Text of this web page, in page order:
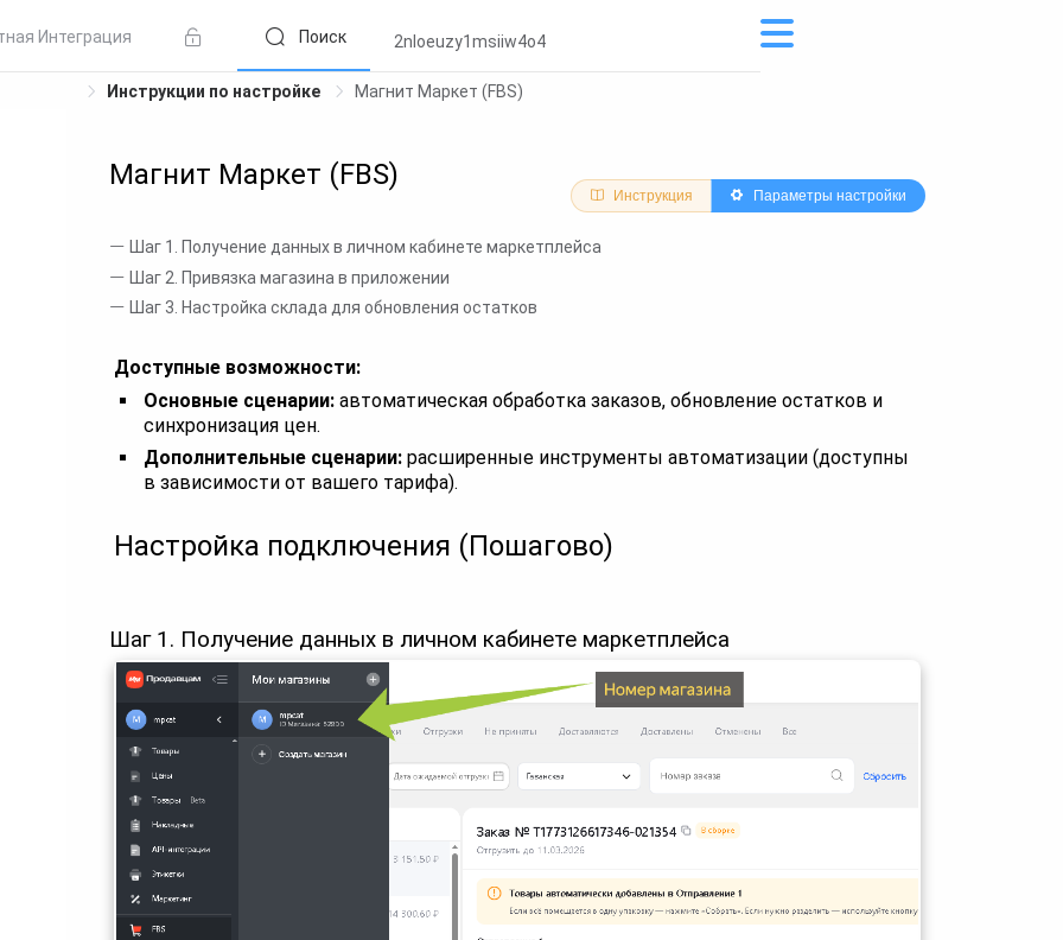
Интеграция Поиск 2nloeuzy1msiiw4o4
Инструкции по настройке
Магнит Маркет (FBS)
Магнит Маркет (FBS)
Инструкция Параметры настройки
Шаг 1. Получение данных в личном кабинете маркетплейса
Шаг 2. Привязка магазина в приложении
Шаг 3. Настройка склада для обновления остатков
Доступные возможности:
Основные сценарии: автоматическая обработка заказов, обновление остатков и
синхронизация цен.
Дополнительные сценарии: расширенные инструменты автоматизации (доступны
в зависимости от вашего тарифа).
Настройка подключения (Пошагово)
Шаг 1. Получение данных в личном кабинете маркетплейса